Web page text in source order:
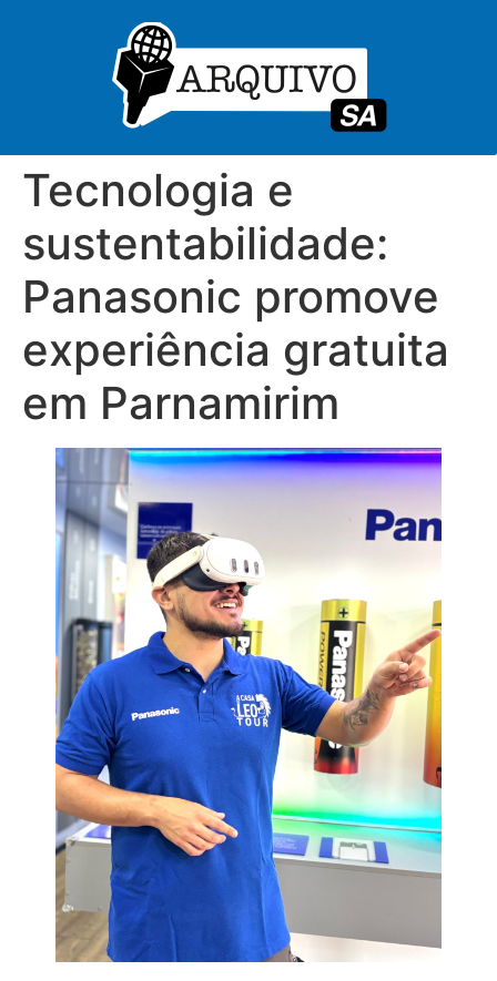
Tecnologia e
sustentabilidade:
Panasonic promove
experiência gratuita
em Parnamirim